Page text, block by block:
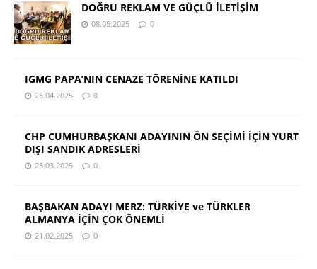
DOĞRU REKLAM VE GÜÇLÜ İLETİŞİM
08.05.2025 0
IGMG PAPA’NIN CENAZE TÖRENİNE KATILDI
26.04.2025 0
CHP CUMHURBAŞKANI ADAYININ ÖN SEÇİMİ İÇİN YURT
DIŞI SANDIK ADRESLERİ
23.03.2025 0
BAŞBAKAN ADAYI MERZ: TÜRKİYE ve TÜRKLER
ALMANYA İÇİN ÇOK ÖNEMLİ
21.02.2025 0